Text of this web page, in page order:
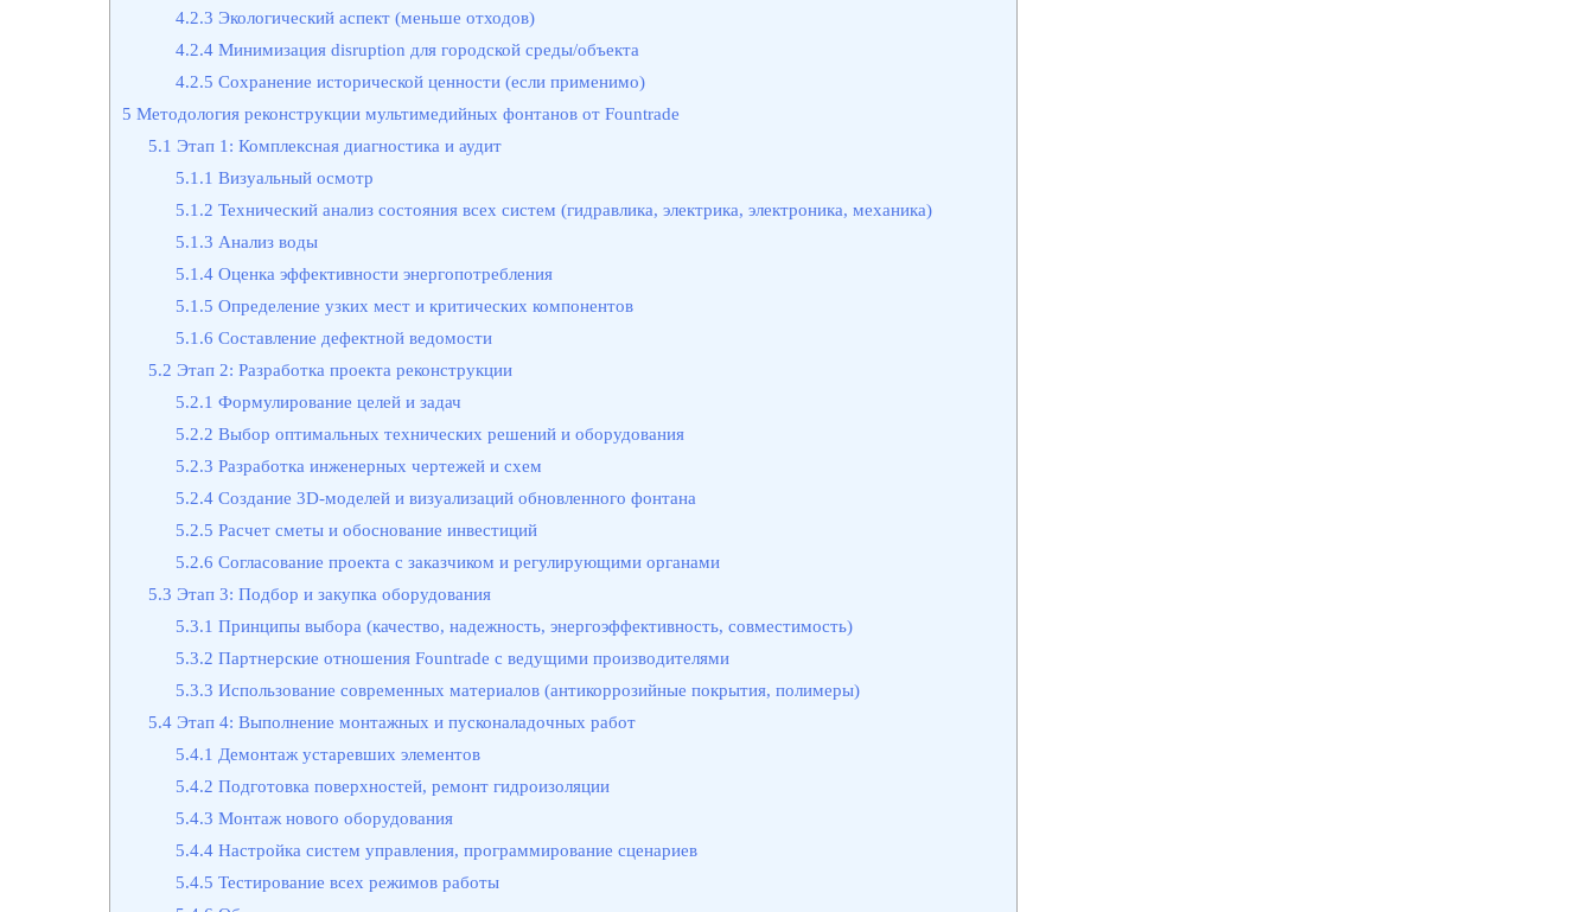
4.2.3 Экологический аспект (меньше отходов)
4.2.4 Минимизация disruption для городской среды/объекта
4.2.5 Сохранение исторической ценности (если применимо)
5 Методология реконструкции мультимедийных фонтанов от Fountrade
5.1 Этап 1: Комплексная диагностика и аудит
5.1.1 Визуальный осмотр
5.1.2 Технический анализ состояния всех систем (гидравлика, электрика, электроника, механика)
5.1.3 Анализ воды
5.1.4 Оценка эффективности энергопотребления
5.1.5 Определение узких мест и критических компонентов
5.1.6 Составление дефектной ведомости
5.2 Этап 2: Разработка проекта реконструкции
5.2.1 Формулирование целей и задач
5.2.2 Выбор оптимальных технических решений и оборудования
5.2.3 Разработка инженерных чертежей и схем
5.2.4 Создание 3D-моделей и визуализаций обновленного фонтана
5.2.5 Расчет сметы и обоснование инвестиций
5.2.6 Согласование проекта с заказчиком и регулирующими органами
5.3 Этап 3: Подбор и закупка оборудования
5.3.1 Принципы выбора (качество, надежность, энергоэффективность, совместимость)
5.3.2 Партнерские отношения Fountrade с ведущими производителями
5.3.3 Использование современных материалов (антикоррозийные покрытия, полимеры)
5.4 Этап 4: Выполнение монтажных и пусконаладочных работ
5.4.1 Демонтаж устаревших элементов
5.4.2 Подготовка поверхностей, ремонт гидроизоляции
5.4.3 Монтаж нового оборудования
5.4.4 Настройка систем управления, программирование сценариев
5.4.5 Тестирование всех режимов работы